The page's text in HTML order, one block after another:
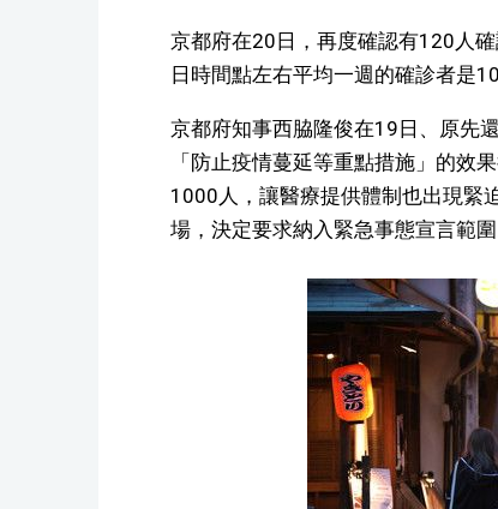
京都府在20日，再度確認有120人
日時間點左右平均一週的確診者是
京都府知事西脇隆俊在19日、原先
「防止疫情蔓延等重點措施」的效
1000人，讓醫療提供體制也出現緊
場，決定要求納入緊急事態宣言範圍